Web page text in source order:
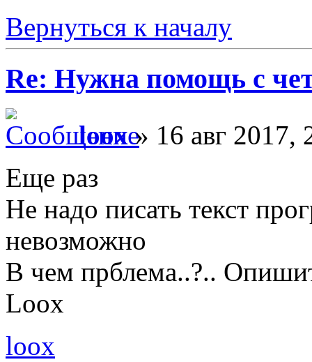
Вернуться к началу
Re: Нужна помощь с
loox» 16 авг 2017,
Еще раз
Не надо писать текст
невозможно
В чем прблема..?..
Loox
loox